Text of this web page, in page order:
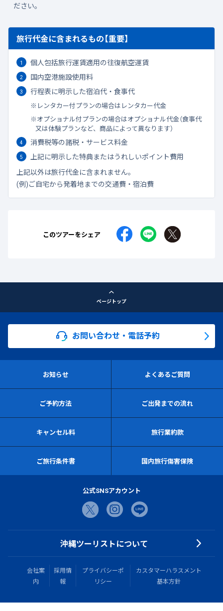
ださい。
旅行代金に含まれるもの【重要】
個人包括旅行運賃適用の往復航空運賃
国内空港施設使用料
行程表に明示した宿泊代・食事代
レンタカー付プランの場合はレンタカー代金
オプショナル付プランの場合はオプショナル代金（食事代
又は体験プランなど、商品によって異なります）
消費税等の諸税・サービス料金
上記に明示した特典またはうれしいポイント費用
上記以外は旅行代金に含まれません。
(例)ご自宅から発着地までの交通費・宿泊費
このツアーをシェア
ページトップ
お問い合わせ・電話予約
お知らせ よくあるご質問
ご予約方法 ご出発までの流れ
キャンセル料 旅行業約款
ご旅行条件書 国内旅行傷害保険
公式SNSアカウント
沖縄ツーリストについて
会社案
内
採用情
報
プライバシーポ
リシー
カスタマーハラスメント
基本方針